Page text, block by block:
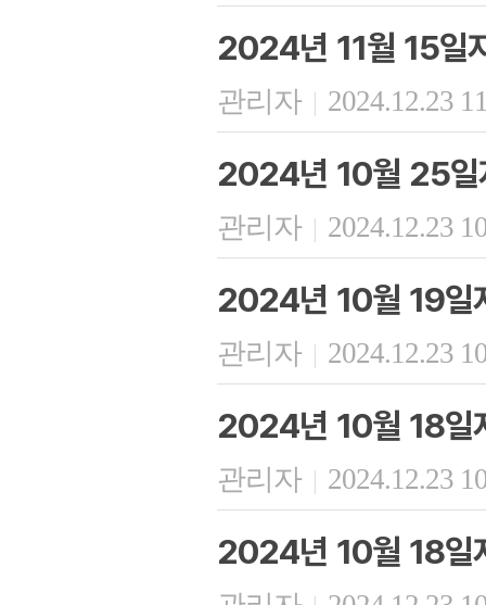
2024년 11월 15일
관리자 | 2024.12.23
2024년 10월 25일
관리자 | 2024.12.23
2024년 10월 19일
관리자 | 2024.12.23
2024년 10월 18일
관리자 | 2024.12.23
2024년 10월 18일